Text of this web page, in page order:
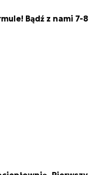
Bądź z nami 7-8